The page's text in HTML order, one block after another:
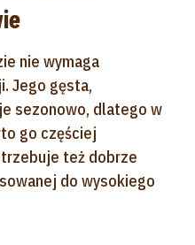
nie wymaga
Jego gęsta,
sezonowo, dlatego w
go częściej
też dobrze
do wysokiego